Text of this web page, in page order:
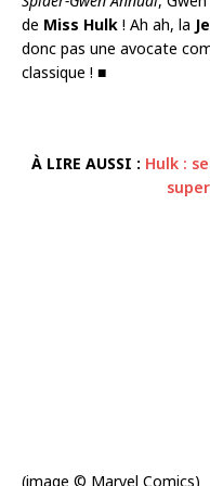
de Miss Hulk ! Ah ah, la
donc pas une avocate
classique ! ■
À LIRE AUSSI : Hulk :
(image © Marvel Comics)